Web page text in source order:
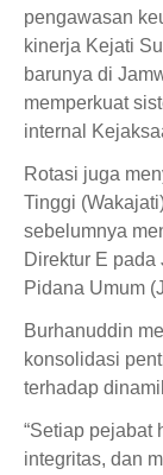
pengawasan
kinerja Kejati
barunya di
memperkuat
internal
Rotasi juga
Tinggi
sebelumnya
Direktur E
Pidana Umum
Burhanuddin
konsolidasi
terhadap
“Setiap pejabat
integritas, dan